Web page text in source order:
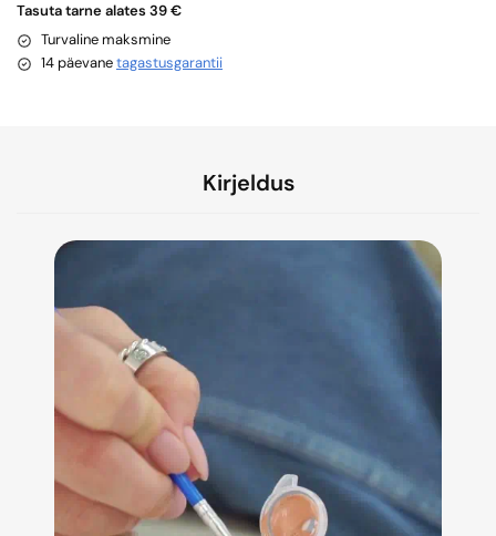
Tasuta tarne alates 39 €
Turvaline maksmine
14 päevanetagastusgarantii
Kirjeldus